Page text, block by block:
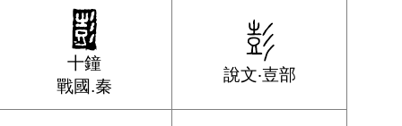
十鐘
戰國.秦
說文‧壴部